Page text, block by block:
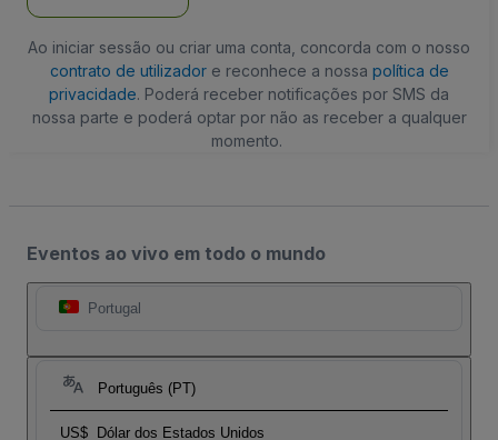
Ao iniciar sessão ou criar uma conta, concorda com o nosso
contrato de utilizadore reconhece a nossa política de
privacidade. Poderá receber notificações por SMS da
nossa parte e poderá optar por não as receber a qualquer
momento.
Eventos ao vivo em todo o mundo
Portugal
Português (PT)
US$ Dólar dos Estados Unidos